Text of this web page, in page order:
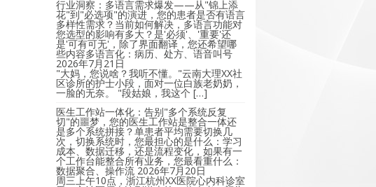
行业洞察：多语言需求爆发——从"锦上添
花"到"必选项"的演进，您的患者是否有语言
多样性需求？当前如何解决，多语言功能对
您选型的影响有多大？是'必须'、'重要'还
是'可有可无'，除了界面翻译，您还希望哪
些内容多语言化：病历、处方、语音叫号
2026年7月21日
"大妈，您说啥？我听不懂。"云南大理XX社
区诊所的护士小段，面对一位白族老奶奶，
一脸的无奈。 "段姑娘，我这个 […]
医生工作站一体化：告别"多个系统反复
切"的噩梦，您的医生工作站是整合一体还
是多个系统拼接？单患者平均需要切换几
次，切换系统时，您最担心的是什么：学习
成本、数据迁移，还是流程变化，如果有一
个工作台能整合所有业务，您最看重什么：
数据聚合、操作流 2026年7月20日
周三上午10点，浙江杭州XX医院心内科诊室